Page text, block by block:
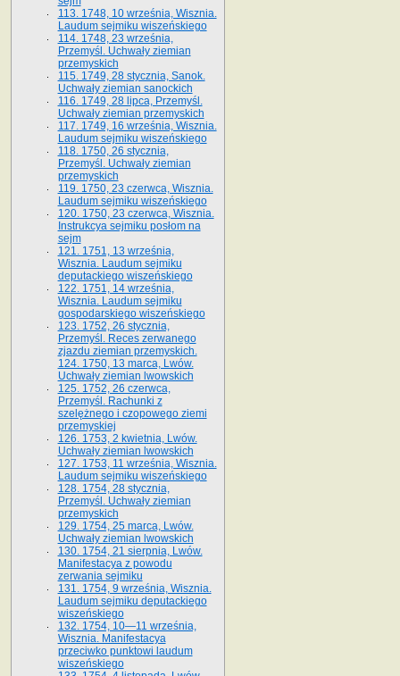
113. 1748, 10 września, Wisznia.
Laudum sejmiku wiszeńskiego
114. 1748, 23 września,
Przemyśl. Uchwały ziemian
przemyskich
115. 1749, 28 stycznia, Sanok.
Uchwały ziemian sanockich
116. 1749, 28 lipca, Przemyśl.
Uchwały ziemian przemyskich
117. 1749, 16 września, Wisznia.
Laudum sejmiku wiszeńskiego
118. 1750, 26 stycznia,
Przemyśl. Uchwały ziemian
przemyskich
119. 1750, 23 czerwca, Wisznia.
Laudum sejmiku wiszeńskiego
120. 1750, 23 czerwca, Wisznia.
Instrukcya sejmiku posłom na
sejm
121. 1751, 13 września,
Wisznia. Laudum sejmiku
deputackiego wiszeńskiego
122. 1751, 14 września,
Wisznia. Laudum sejmiku
gospodarskiego wiszeńskiego
123. 1752, 26 stycznia,
Przemyśl. Reces zerwanego
zjazdu ziemian przemyskich.
124. 1750, 13 marca, Lwów.
Uchwały ziemian lwowskich
125. 1752, 26 czerwca,
Przemyśl. Rachunki z
szelężnego i czopowego ziemi
przemyskiej
126. 1753, 2 kwietnia, Lwów.
Uchwały ziemian lwowskich
127. 1753, 11 września, Wisznia.
Laudum sejmiku wiszeńskiego
128. 1754, 28 stycznia,
Przemyśl. Uchwały ziemian
przemyskich
129. 1754, 25 marca, Lwów.
Uchwały ziemian lwowskich
130. 1754, 21 sierpnia, Lwów.
Manifestacya z powodu
zerwania sejmiku
131. 1754, 9 września, Wisznia.
Laudum sejmiku deputackiego
wiszeńskiego
132. 1754, 10—11 września,
Wisznia. Manifestacya
przeciwko punktowi laudum
wiszeńskiego